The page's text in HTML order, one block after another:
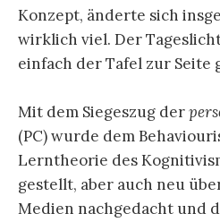
Konzept, änderte sich
wirklich viel. Der
einfach der Tafel zur Seite
Mit dem Siegeszug der
(PC) wurde dem
Lerntheorie des
gestellt, aber auch neu
Medien nachgedacht und